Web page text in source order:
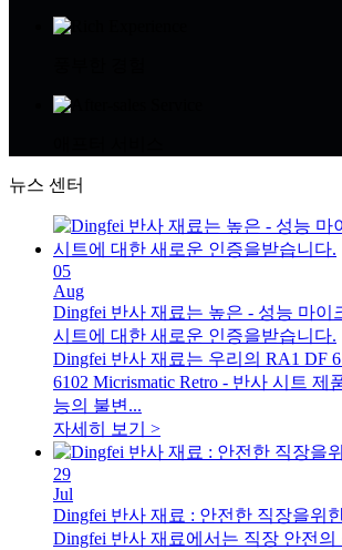
뉴스 센터
05
Aug
Dingfei 반사 재료는 높은 - 성능 마이
시트에 대한 새로운 인증을받습니다.
Dingfei 반사 재료는 우리의 RA1 DF
6102 Micrismatic Retro - 반사 시트 제
능의 불변...
자세히 보기 >
29
Jul
Dingfei 반사 재료 : 안전한 직장을위
Dingfei 반사 재료에서는 직장 안전의